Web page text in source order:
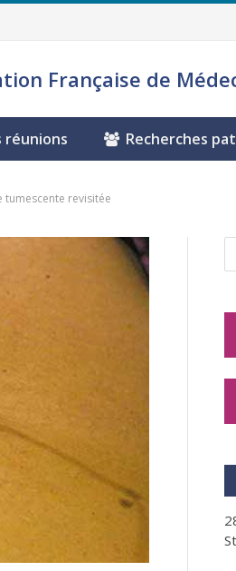
Française de
réunions Recherches
tumescente revisitée